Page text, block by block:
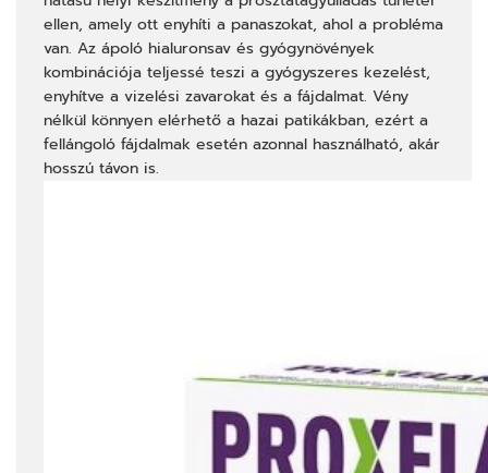
ellen, amely ott enyhíti a panaszokat, ahol a probléma
van. Az ápoló hialuronsav és gyógynövények
kombinációja teljessé teszi a gyógyszeres kezelést,
enyhítve a vizelési zavarokat és a fájdalmat. Vény
nélkül könnyen elérhető a hazai patikákban, ezért a
fellángoló fájdalmak esetén azonnal használható, akár
hosszú távon is.